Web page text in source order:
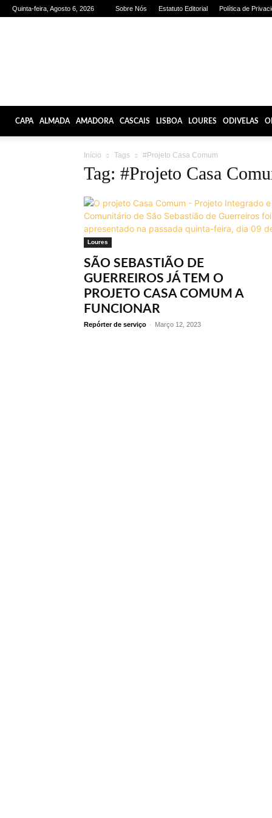
Quinta-feira, Agosto 6, 2026 Sobre Nós Estatuto Editorial Política de
CAPA ALMADA AMADORA CASCAIS LISBOA LOURES ODIVELAS
Início Tags #Projeto Casa Comum
Tag: #Projeto Casa
Loures
SÃO SEBASTIÃO DE
GUERREIROS JÁ TEM O
PROJETO CASA COMUM A
FUNCIONAR
Repórter de serviço - Março 12, 2023